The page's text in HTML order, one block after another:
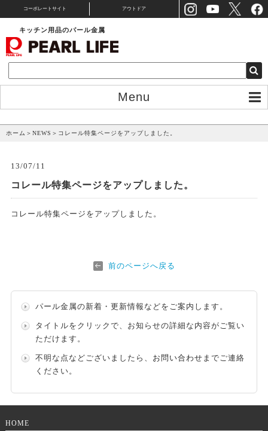
コーポレートサイト アウトドア
キッチン用品のパール金属
Menu
ホーム ＞ NEWS ＞ コレール特集ページをアップしました。
13/07/11
コレール特集ページをアップしました。
コレール特集ページをアップしました。
前のページへ戻る
パール金属の新着・更新情報などをご案内します。
タイトルをクリックで、お知らせの詳細な内容がご覧い
ただけます。
不明な点などございましたら、 お問い合わせ までご連絡
ください。
HOME